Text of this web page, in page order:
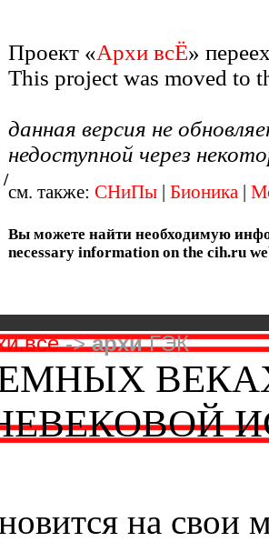
/
Проект «Архи всЁ»
This project was moved to
данная версия не
недоступной через
см. также: СНиПы Бионика
Вы можете найти необходимую
necessary information on the cih.ru
->архиГЭК
на свои